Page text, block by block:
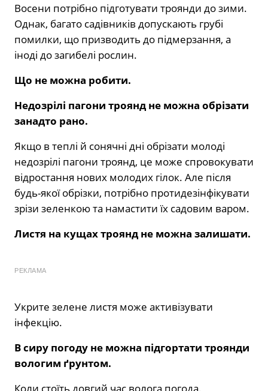
Восени потрібно підготувати троянди до зими.
Однак, багато садівників допускають грубі
помилки, що призводить до підмерзання, а
іноді до загибелі рослин.
Що не можна робити.
Недозрілі пагони троянд не можна обрізати
занадто рано.
Якщо в теплі й сонячні дні обрізати молоді
недозрілі пагони троянд, це може спровокувати
відростання нових молодих гілок. Але після
будь-якої обрізки, потрібно протидезінфікувати
зрізи зеленкою та намастити їх садовим варом.
Листя на кущах троянд не можна залишати.
РЕКЛАМА
Укрите зелене листя може активізувати
інфекцію.
В сиру погоду не можна підгортати троянди
вологим ґрунтом.
Коли стоїть довгий час волога погода,